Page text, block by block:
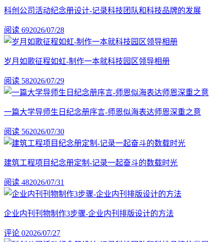
科创公司活动纪念册设计-记录科技团队和科技品牌的发展
阅读 692026/07/28
岁月如歌征程如虹-制作一本就科技园区领导相册
阅读 582026/07/29
一篇大学导师生日纪念册序言-师恩似海表达师恩深重之意
阅读 562026/07/30
建筑工程项目纪念册定制-记录一起奋斗的数载时光
阅读 482026/07/31
企业内刊刊物制作3步骤-企业内刊排版设计的方法
评论 02026/07/27